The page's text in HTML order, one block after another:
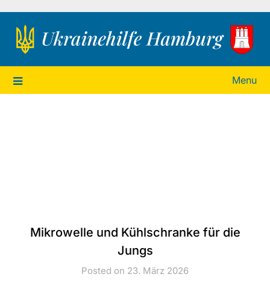
Ukrainehilfe Hamburg
Menu
Mikrowelle und Kühlschranke für die
Jungs
Posted on 23. März 2026